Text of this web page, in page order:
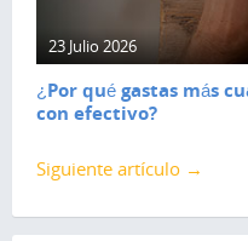
23 Julio 2026
¿Por qué gastas más
con efectivo?
Siguiente artículo →